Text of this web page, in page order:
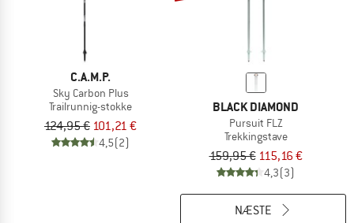
C.A.M.P.
Sky Carbon Plus
Trailrunnig-stokke
124,95 € 101,21 €
4,5(2)
BLACK DIAMOND
Pursuit FLZ
Trekkingstave
159,95 € 115,16 €
4,3(3)
NÆSTE